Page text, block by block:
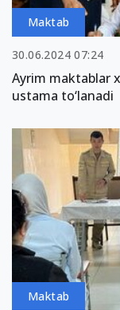
Maktab
30.06.2024 07:24
Ayrim maktablar
ustama to‘lanadi
Maktab